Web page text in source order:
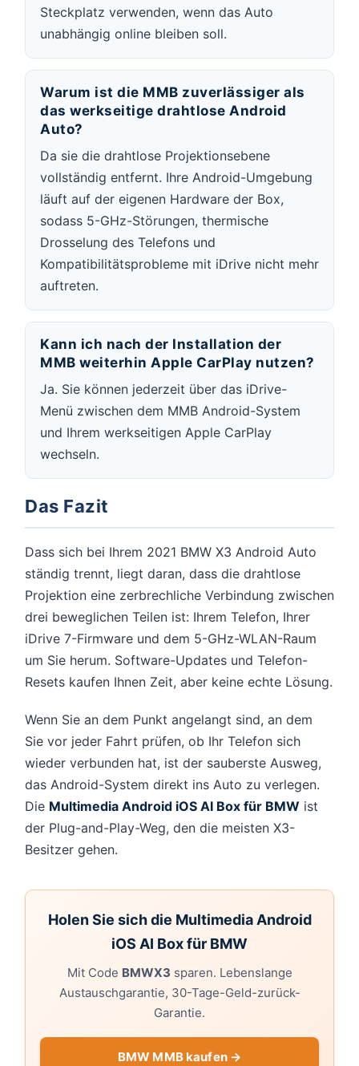
Steckplatz verwenden, wenn das Auto
unabhängig online bleiben soll.
Warum ist die MMB zuverlässiger als
das werkseitige drahtlose Android
Auto?
Da sie die drahtlose Projektionsebene
vollständig entfernt. Ihre Android-Umgebung
läuft auf der eigenen Hardware der Box,
sodass 5-GHz-Störungen, thermische
Drosselung des Telefons und
Kompatibilitätsprobleme mit iDrive nicht mehr
auftreten.
Kann ich nach der Installation der
MMB weiterhin Apple CarPlay nutzen?
Ja. Sie können jederzeit über das iDrive-
Menü zwischen dem MMB Android-System
und Ihrem werkseitigen Apple CarPlay
wechseln.
Das Fazit
Dass sich bei Ihrem 2021 BMW X3 Android Auto
ständig trennt, liegt daran, dass die drahtlose
Projektion eine zerbrechliche Verbindung zwischen
drei beweglichen Teilen ist: Ihrem Telefon, Ihrer
iDrive 7-Firmware und dem 5-GHz-WLAN-Raum
um Sie herum. Software-Updates und Telefon-
Resets kaufen Ihnen Zeit, aber keine echte Lösung.
Wenn Sie an dem Punkt angelangt sind, an dem
Sie vor jeder Fahrt prüfen, ob Ihr Telefon sich
wieder verbunden hat, ist der sauberste Ausweg,
das Android-System direkt ins Auto zu verlegen.
Die Multimedia Android iOS AI Box für BMW ist
der Plug-and-Play-Weg, den die meisten X3-
Besitzer gehen.
Holen Sie sich die Multimedia Android
iOS AI Box für BMW
Mit Code BMWX3 sparen. Lebenslange
Austauschgarantie, 30-Tage-Geld-zurück-
Garantie.
BMW MMB kaufen →